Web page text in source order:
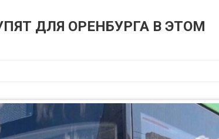
ДЛЯ ОРЕНБУРГА В ЭТОМ